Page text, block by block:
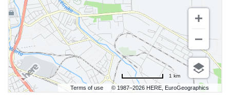
Terms of use © 1987–2026 HERE, EuroGeographics
1 km